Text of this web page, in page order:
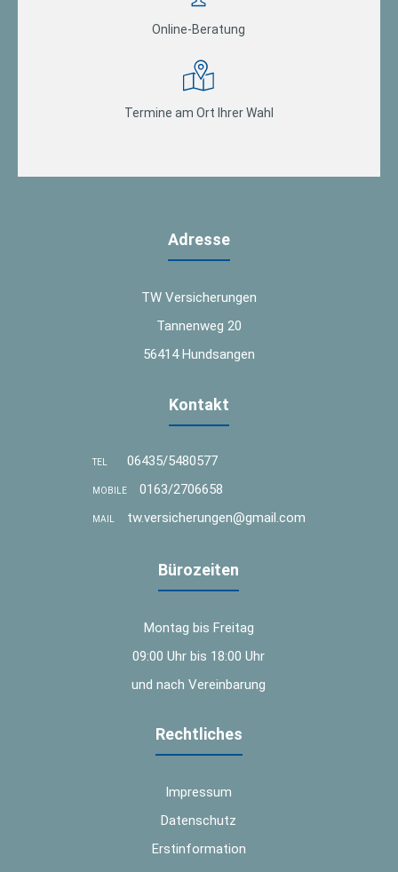
Online-Beratung
Termine am Ort Ihrer Wahl
Adresse
TW Versicherungen
Tannenweg 20
56414 Hundsangen
Kontakt
TEL 06435/5480577
MOBILE 0163/2706658
MAIL tw.versicherungen@gmail.com
Bürozeiten
Montag bis Freitag
09:00 Uhr bis 18:00 Uhr
und nach Vereinbarung
Rechtliches
Impressum
Datenschutz
Erstinformation